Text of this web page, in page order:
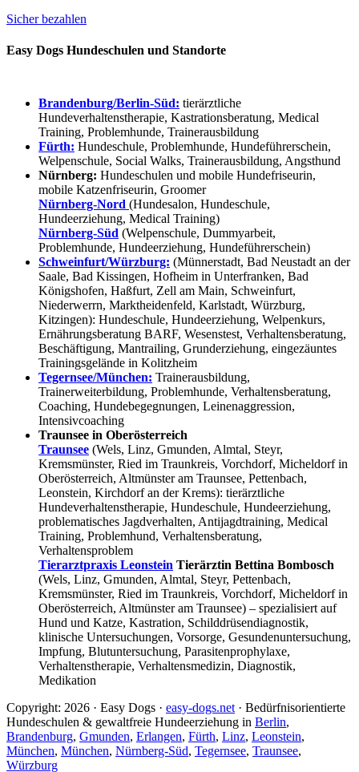
Sicher bezahlen
Easy Dogs Hundeschulen und Standorte
Brandenburg/Berlin-Süd: tierärztliche
Hundeverhaltenstherapie, Kastrationsberatung, Medical
Training, Problemhunde, Trainerausbildung
Fürth: Hundeschule, Problemhunde, Hundeführerschein,
Welpenschule, Social Walks, Trainerausbildung, Angsthund
Nürnberg: Hundeschulen und mobile Hundefriseurin,
mobile Katzenfriseurin, Groomer
Nürnberg-Nord (Hundesalon, Hundeschule,
Hundeerziehung, Medical Training)
Nürnberg-Süd (Welpenschule, Dummyarbeit,
Problemhunde, Hundeerziehung, Hundeführerschein)
Schweinfurt/Würzburg: (Münnerstadt, Bad Neustadt an der
Saale, Bad Kissingen, Hofheim in Unterfranken, Bad
Königshofen, Haßfurt, Zell am Main, Schweinfurt,
Niederwerrn, Marktheidenfeld, Karlstadt, Würzburg,
Kitzingen): Hundeschule, Hundeerziehung, Welpenkurs,
Ernährungsberatung BARF, Wesenstest, Verhaltensberatung,
Beschäftigung, Mantrailing, Grunderziehung, eingezäuntes
Trainingsgelände in Kolitzheim
Tegernsee/München: Trainerausbildung,
Trainerweiterbildung, Problemhunde, Verhaltensberatung,
Coaching, Hundebegegnungen, Leinenaggression,
Intensivcoaching
Traunsee in Oberösterreich
Traunsee (Wels, Linz, Gmunden, Almtal, Steyr,
Kremsmünster, Ried im Traunkreis, Vorchdorf, Micheldorf in
Oberösterreich, Altmünster am Traunsee, Pettenbach,
Leonstein, Kirchdorf an der Krems): tierärztliche
Hundeverhaltenstherapie, Hundeschule, Hundeerziehung,
problematisches Jagdverhalten, Antijagdtraining, Medical
Training, Problemhund, Verhaltensberatung,
Verhaltensproblem
Tierarztpraxis Leonstein Tierärztin Bettina Bombosch
(Wels, Linz, Gmunden, Almtal, Steyr, Pettenbach,
Kremsmünster, Ried im Traunkreis, Vorchdorf, Micheldorf in
Oberösterreich, Altmünster am Traunsee) – spezialisiert auf
Hund und Katze, Kastration, Schilddrüsendiagnostik,
klinische Untersuchungen, Vorsorge, Gesundenuntersuchung,
Impfung, Blutuntersuchung, Parasitenprophylaxe,
Verhaltenstherapie, Verhaltensmedizin, Diagnostik,
Medikation
Copyright: 2026 · Easy Dogs · easy-dogs.net · Bedürfnisorientierte
Hundeschulen & gewaltfreie Hundeerziehung in Berlin,
Brandenburg, Gmunden, Erlangen, Fürth, Linz, Leonstein,
München, München, Nürnberg-Süd, Tegernsee, Traunsee,
Würzburg